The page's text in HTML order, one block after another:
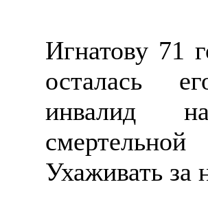
Игнатову 71
осталась
инвалид
Ухаживать за